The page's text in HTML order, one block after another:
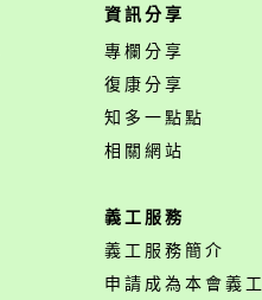
資訊分享
專欄分享
復康分享
知多一點點
相關網站
義工服務
義工服務簡介
申請成為本會義工